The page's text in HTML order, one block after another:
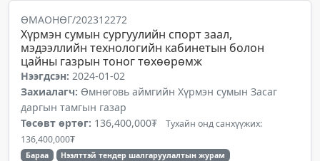
ӨМАОНӨГ/202312272
Хүрмэн сумын сургуулийн спорт заал,
мэдээллийн технологийн кабинетын болон
цайны газрын тоног төхөөрөмж
Нээгдсэн: 2024-01-02
Захиалагч: Өмнөговь аймгийн Хүрмэн сумын Засаг
даргын тамгын газар
Төсөвт өртөг: 136,400,000₮ Тухайн онд санхүүжих:
136,400,000₮
Бараа
Нээлттэй тендер шалгаруулалтын журам